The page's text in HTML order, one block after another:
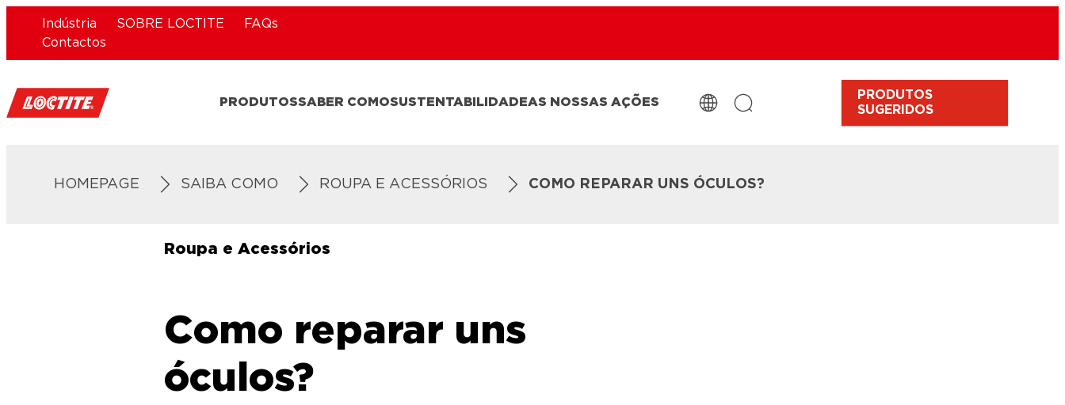
Indústria SOBRE LOCTITE
FAQs
Contactos
PRODUTOSSABER COMOSUSTENTABILIDADEAS NOSSAS AÇÕES
PRODUTOS
SUGERIDOS
HOMEPAGE SAIBA COMO ROUPA E ACESSÓRIOS COMO REPARAR UNS ÓCULOS?
Roupa e Acessórios
Como reparar uns
óculos?